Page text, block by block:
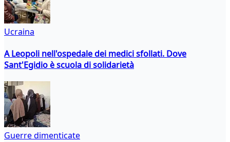
Ucraina
A Leopoli nell'ospedale dei medici sfollati. Dove
Sant'Egidio è scuola di solidarietà
Guerre dimenticate